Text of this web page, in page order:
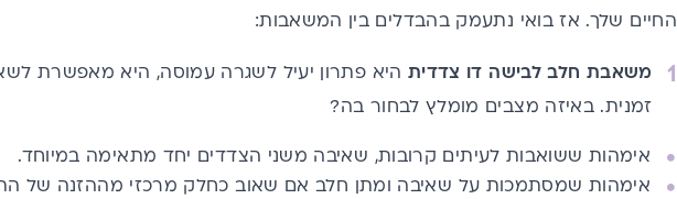
החיים שלך. אז בואי נתעמק בהבדלים בין המשאבות:
משאבת חלב לבישה דו צדדית היא פתרון יעיל לשגרה עמוסה, היא מאפשרת
זמנית. באיזה מצבים מומלץ לבחור בה?
אימהות ששואבות לעיתים קרובות, שאיבה משני הצדדים יחד מתאימה במיוחד.
אימהות שמסתמכות על שאיבה ומתן חלב אם שאוב כחלק מרכזי מההזנה של